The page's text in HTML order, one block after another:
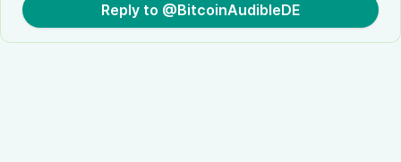
Reply to @BitcoinAudibleDE